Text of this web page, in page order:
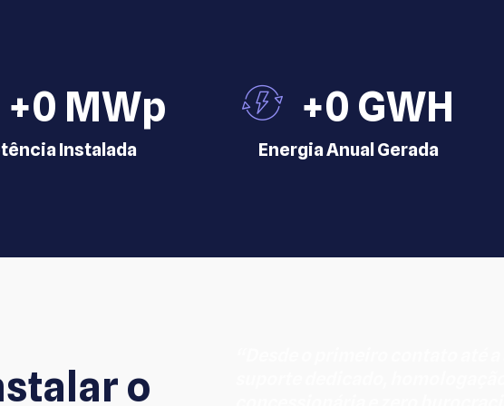
+0 MWp
Instalada
+0 GWH
Energia Anual Gerada
o